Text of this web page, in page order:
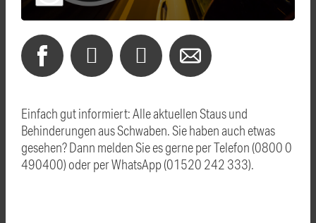
Einfach gut informiert: Alle aktuellen Staus und
Behinderungen aus Schwaben. Sie haben auch etwas
gesehen? Dann melden Sie es gerne per Telefon (0800 0
490400) oder per WhatsApp (01520 242 333).